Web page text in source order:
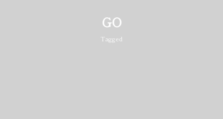
GO
Tagged